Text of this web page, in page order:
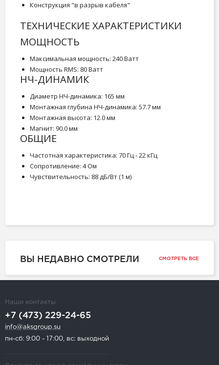
Конструкция "в разрыв кабеля"
ТЕХНИЧЕСКИЕ ХАРАКТЕРИСТИКИ
МОЩНОСТЬ
Максимальная мощность: 240 Ватт
Мощность RMS: 80 Ватт
НЧ-ДИНАМИК
Диаметр НЧ-динамика: 165 мм
Монтажная глубина НЧ-динамика: 57.7 мм
Монтажная высота: 12.0 мм
Магнит: 90.0 мм
ОБЩИЕ
Частотная характеристика: 70 Гц - 22 кГц
Сопротивление: 4 Ом
Чувствительность: 88 дБ/Вт (1 м)
ВЫ НЕДАВНО СМОТРЕЛИ СМОТРЕТЬ ВСЕ
Наши контакты
+7 (473) 229-24-65
info@aksgroup.su
пн-сб: 9:00 - 17:00, вс: выходной